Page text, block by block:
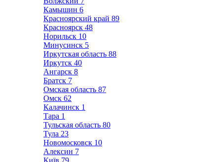
Камышин 6
Красноярский край 89
Красноярск 48
Норильск 10
Минусинск 5
Иркутская область 88
Иркутск 40
Ангарск 8
Братск 7
Омская область 87
Омск 62
Калачинск 1
Тара 1
Тульская область 80
Тула 23
Новомосковск 10
Алексин 7
Київ 79